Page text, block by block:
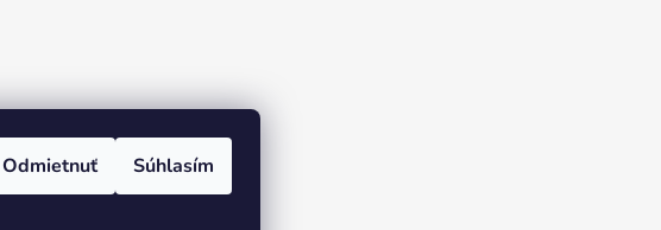
Odmietnuť Súhlasím